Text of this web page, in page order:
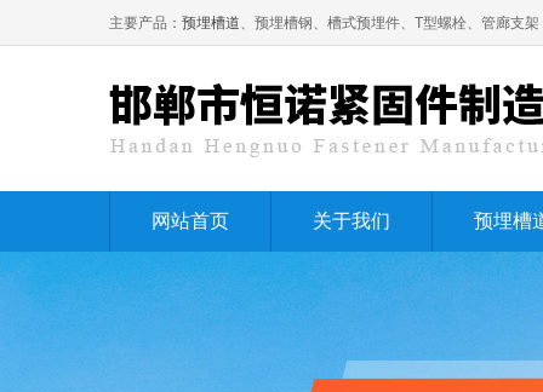
主要产品： 预埋槽道、预埋槽钢、槽式预埋件、T型螺栓、管廊支架
网站首页 关于我们 预埋槽